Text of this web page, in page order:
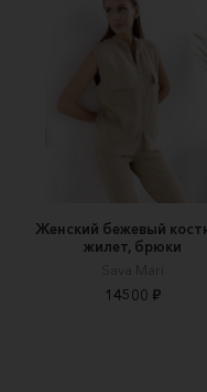
Женский бежевый
жилет, брюки
Sava Mari
14500 ₽